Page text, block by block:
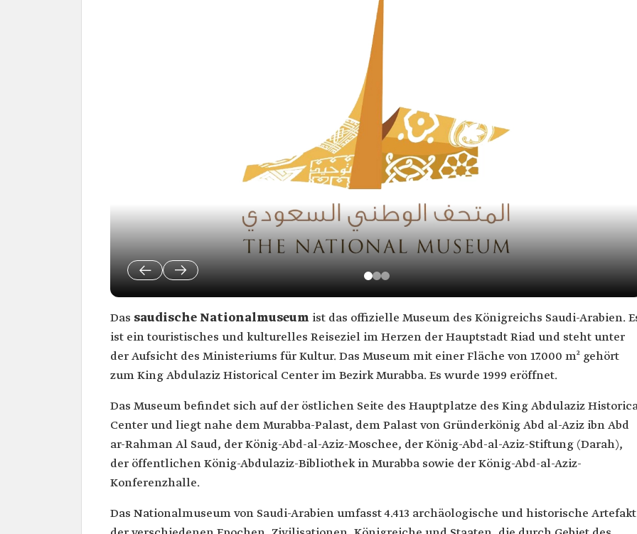
Das saudische Nationalmuseum ist das offizielle Museum des Königreichs Saudi-Arabien.
ist ein touristisches und kulturelles Reiseziel im Herzen der Hauptstadt Riad und steht unter
der Aufsicht des Ministeriums für Kultur. Das Museum mit einer Fläche von 17.000 m² gehört
zum King Abdulaziz Historical Center im Bezirk Murabba. Es wurde 1999 eröffnet.
Das Museum befindet sich auf der östlichen Seite des Hauptplatze des King Abdulaziz
Center und liegt nahe dem Murabba-Palast, dem Palast von Gründerkönig Abd al-Aziz ibn Abd
ar-Rahman Al Saud, der König-Abd-al-Aziz-Moschee, der König-Abd-al-Aziz-Stiftung (Darah),
der öffentlichen König-Abdulaziz-Bibliothek in Murabba sowie der König-Abd-al-Aziz-
Konferenzhalle.
Das Nationalmuseum von Saudi-Arabien umfasst 4.413 archäologische und historische